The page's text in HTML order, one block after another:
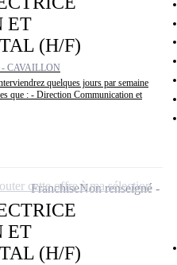
ET
(H/F)
- CAVAILLON
quelques jours par semaine
que : - Direction Communication et
ET
(H/F)
FranchiseNon renseigné
cette offre à ma sélection